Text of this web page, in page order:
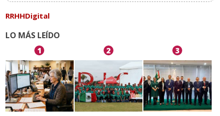
RRHHDigital
LO MÁS LEÍDO
1 2 3